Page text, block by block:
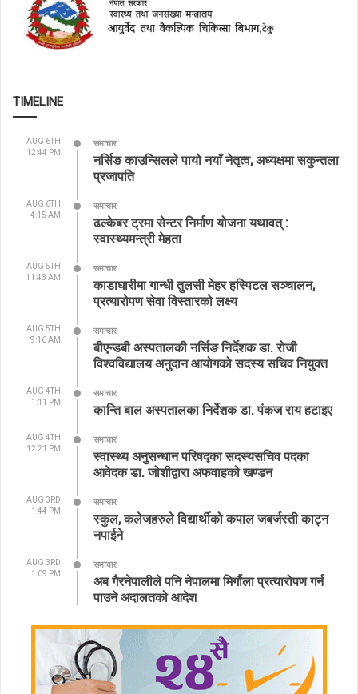
TIMELINE
AUG 6TH
12:44 PM
समाचार
नर्सिङ काउन्सिलले पायो नयाँ नेतृत्व, अध्यक्षमा सकुन्तला
प्रजापति
AUG 6TH
4:15 AM
समाचार
ढल्केबर ट्रमा सेन्टर निर्माण योजना यथावत् :
स्वास्थ्यमन्त्री मेहता
AUG 5TH
11:43 AM
समाचार
काडाघारीमा गान्धी तुलसी मेहर हस्पिटल सञ्चालन,
प्रत्यारोपण सेवा विस्तारको लक्ष्य
AUG 5TH
9:16 AM
समाचार
बीएन्डबी अस्पतालकी नर्सिङ निर्देशक डा. रोजी
विश्वविद्यालय अनुदान आयोगको सदस्य सचिव नियुक्त
AUG 4TH
1:11 PM
समाचार
कान्ति बाल अस्पतालका निर्देशक डा. पंकज राय हटाइए
AUG 4TH
12:21 PM
समाचार
स्वास्थ्य अनुसन्धान परिषद्का सदस्यसचिव पदका
आवेदक डा. जोशीद्वारा अफवाहको खण्डन
AUG 3RD
1:44 PM
समाचार
स्कुल, कलेजहरुले विद्यार्थीको कपाल जबर्जस्ती काट्न
नपाईने
AUG 3RD
1:09 PM
समाचार
अब गैरनेपालीले पनि नेपालमा मिर्गौला प्रत्यारोपण गर्न
पाउने अदालतको आदेश